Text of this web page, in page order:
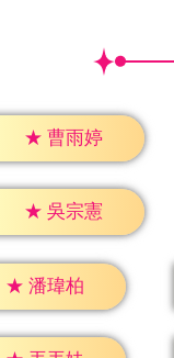
★ 曹雨婷
★ 吳宗憲
★ 潘瑋柏